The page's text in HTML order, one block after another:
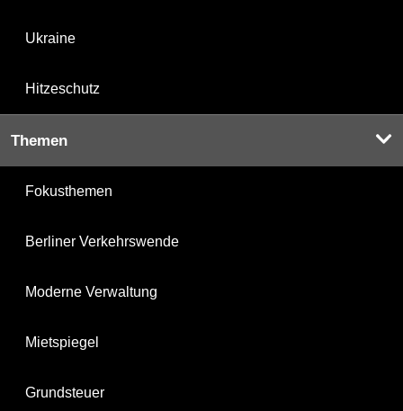
Ukraine
Hitzeschutz
Themen
Fokusthemen
Berliner Verkehrswende
Moderne Verwaltung
Mietspiegel
Grundsteuer